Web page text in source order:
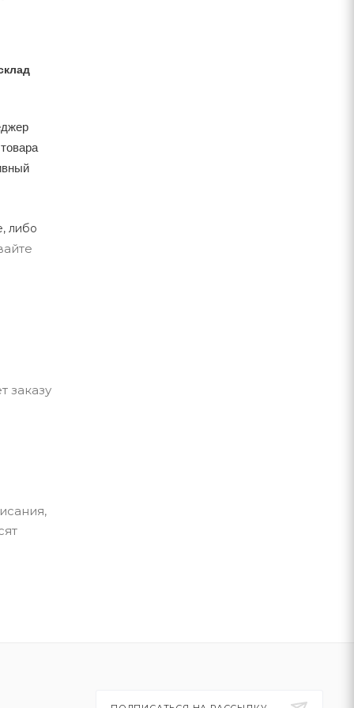
либо
заказу